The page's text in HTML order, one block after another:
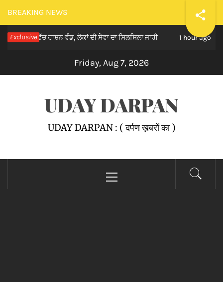
Skip
to
content
BREAKING NEWS
Exclusive
ਵਿੱਚ ਰਾਸ਼ਨ ਵੰਡ, ਲੋਕਾਂ ਦੀ ਸੇਵਾ ਦਾ ਸਿਲਸਿਲਾ ਜਾਰੀ 1 hour ago ਮਾਨ
Friday, Aug 7, 2026
UDAY DARPAN
UDAY DARPAN : ( दर्पण ख़बरों का )
Menu